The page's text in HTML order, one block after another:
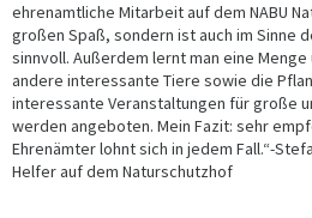
ehrenamtliche Mitarbeit auf dem NABU
großen Spaß, sondern ist auch im Sinne
sinnvoll. Außerdem lernt man eine
andere interessante Tiere sowie die
interessante Veranstaltungen für große
werden angeboten. Mein Fazit: sehr
Ehrenämter lohnt sich in jedem Fall.“-
Helfer auf dem Naturschutzhof